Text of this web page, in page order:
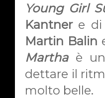
Young Girl
Kantnere
Martin Balin
Martha è
dettare il
molto belle.